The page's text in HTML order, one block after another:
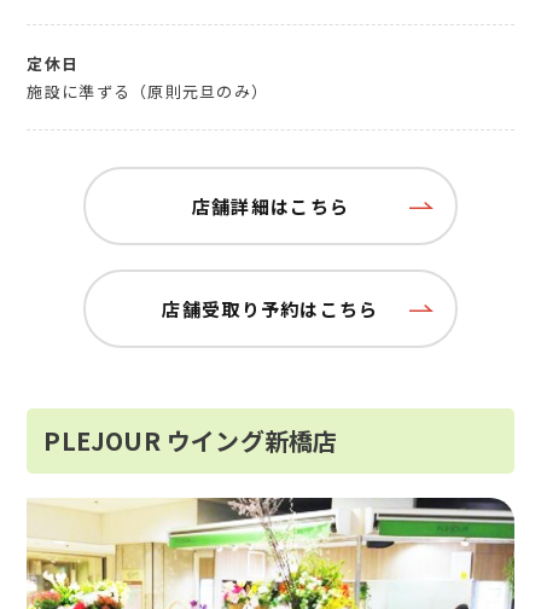
定休日
施設に準ずる（原則元旦のみ）
店舗詳細はこちら
店舗受取り予約はこちら
PLEJOUR ウイング新橋店